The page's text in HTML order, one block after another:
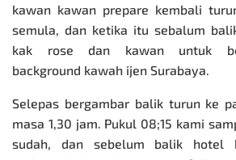
kawan kawan prepare kembali
semula, dan ketika itu sebalum
kak rose dan kawan untuk
background kawah ijen Surabaya.
Selepas bergambar balik turun ke
masa 1,30 jam. Pukul 08;15 kami
sudah, dan sebelum balik hotel